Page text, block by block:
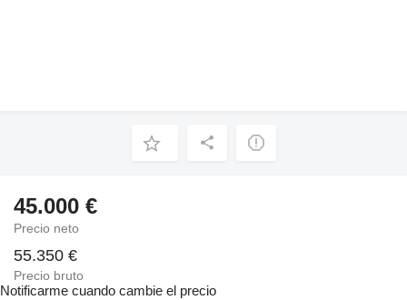
45.000 €
Precio neto
55.350 €
Precio bruto
Notificarme cuando cambie el precio